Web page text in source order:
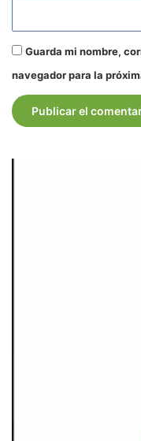
Guarda mi nombre,
navegador para la